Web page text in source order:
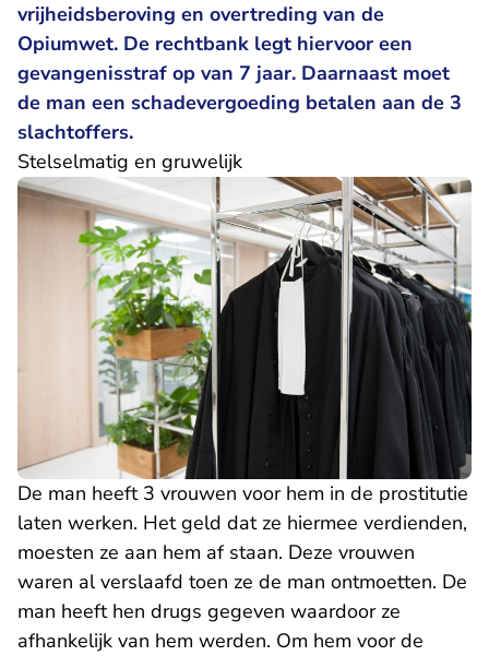
vrijheidsberoving en overtreding van de
Opiumwet. De rechtbank legt hiervoor een
gevangenisstraf op van 7 jaar. Daarnaast moet
de man een schadevergoeding betalen aan de 3
slachtoffers.
Stelselmatig en gruwelijk
De man heeft 3 vrouwen voor hem in de prostitutie
laten werken. Het geld dat ze hiermee verdienden,
moesten ze aan hem af staan. Deze vrouwen
waren al verslaafd toen ze de man ontmoetten. De
man heeft hen drugs gegeven waardoor ze
afhankelijk van hem werden. Om hem voor de